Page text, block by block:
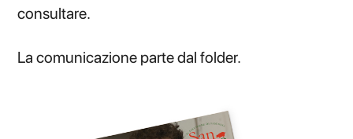
consultare.
La comunicazione parte dal folder.